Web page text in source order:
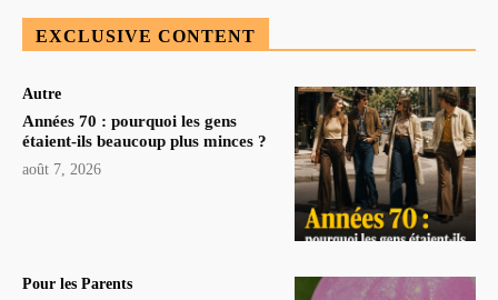
EXCLUSIVE CONTENT
Autre
Années 70 : pourquoi les gens
étaient-ils beaucoup plus minces ?
août 7, 2026
Pour les Parents